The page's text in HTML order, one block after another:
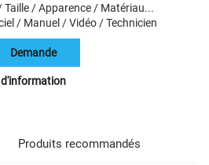
/ Apparence / Matériau...
/ Manuel / Vidéo / Technicien
Demande
d'information
Produits recommandés